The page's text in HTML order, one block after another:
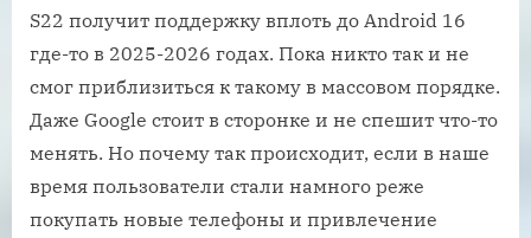
S22 получит поддержку вплоть до Android 16
где-то в 2025-2026 годах. Пока никто так и не
смог приблизиться к такому в массовом порядке.
Даже Google стоит в сторонке и не спешит что-то
менять. Но почему так происходит, если в наше
время пользователи стали намного реже
покупать новые телефоны и привлечение